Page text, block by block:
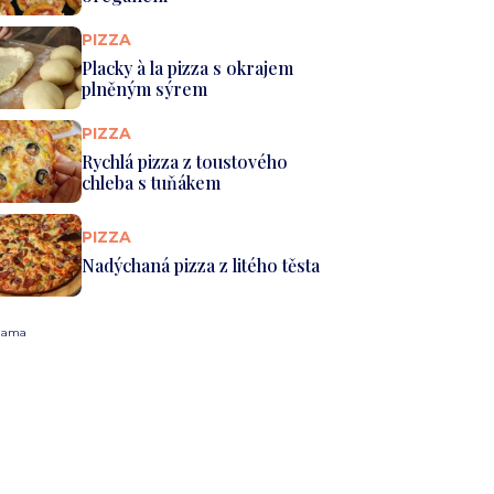
PIZZA
Placky à la pizza s okrajem
plněným sýrem
PIZZA
Rychlá pizza z toustového
chleba s tuňákem
PIZZA
Nadýchaná pizza z litého těsta